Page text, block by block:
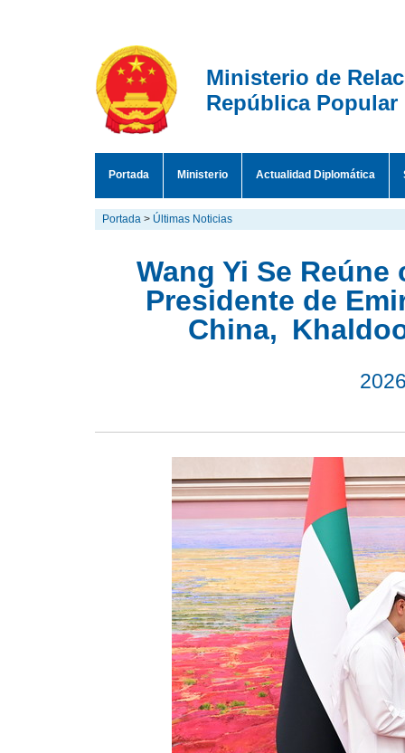
Ministerio de
República Popular
Portada Ministerio Actualidad Diplomática
Portada > Últimas Noticias
Wang Yi Se
Presidente de
China,